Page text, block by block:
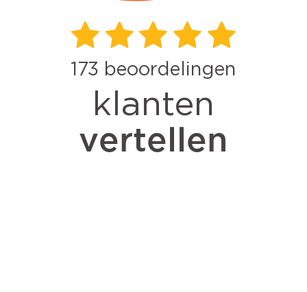
173 beoordelingen
klanten
vertellen